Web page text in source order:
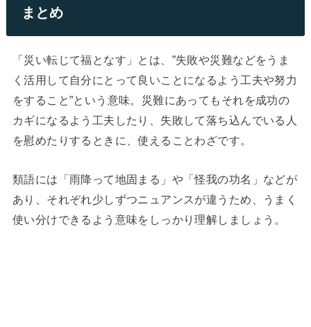
まとめ
「災い転じて福となす」とは、”失敗や災難などをうま
く活用して自分にとって良いことになるよう工夫や努力
をすること”という意味。災難にあってもそれを成功の
カギになるよう工夫したり、失敗して落ち込んでいる人
を慰めたりするときに、使えることわざです。
類語には「雨降って地固まる」や「怪我の功名」などが
あり、それぞれ少しずつニュアンスが違うため、うまく
使い分けできるよう意味をしっかり理解しましょう。